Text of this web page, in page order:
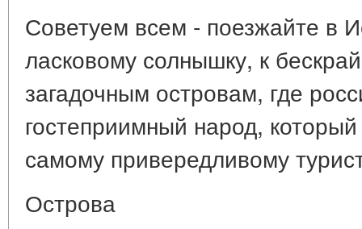
Советуем всем - поезжайте в
ласковому солнышку, к
загадочным островам, где
гостеприимный народ,
самому привередливому
Острова